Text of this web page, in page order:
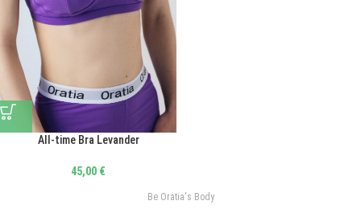
All-time Bra Levander
45,00 €
Be Oratia's Body